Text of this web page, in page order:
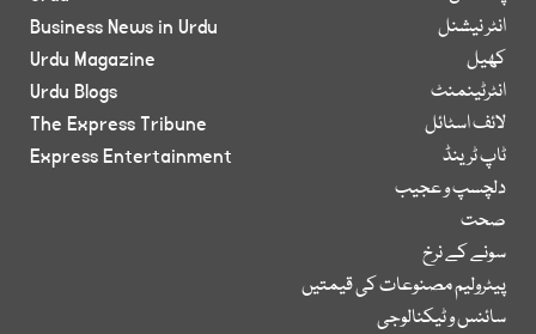
انٹر نیشنل
کھیل
انٹرٹینمنٹ
لائف اسٹائل
ٹاپ ٹرینڈ
دلچسپ و عجیب
صحت
سونے کے نرخ
پیٹرولیم مصنوعات کی قیمتیں
سائنس و ٹیکنالوجی
Business News in Urdu
Urdu Magazine
Urdu Blogs
The Express Tribune
Express Entertainment